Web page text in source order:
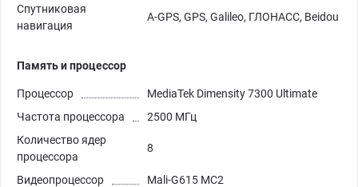
Спутниковая
навигация
A-GPS, GPS, Galileo, ГЛОНАСС, Beidou
Память и процессор
Процессор
MediaTek Dimensity 7300 Ultimate
Частота процессора
2500 МГц
Количество ядер
процессора
8
Видеопроцессор
Mali-G615 MC2